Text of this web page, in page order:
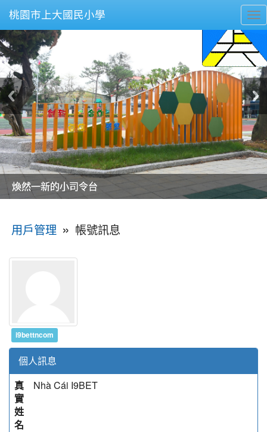
桃園市上大國民小學
美麗的操場是我們活力的來源
美麗的操場是我們活力的來源
煥然一新的小司令台
煥然一新的小司令台
富含桃園埤塘田園風光意象的中廊
富含桃園埤塘田園風光意象的中廊
嶄新的中庭廣場
嶄新的中庭廣場
水生池生生不息
水生池生生不息
用戶管理 » 帳號訊息
i9bettncom
個人訊息
真
實
姓
名
Nhà Cái I9BET